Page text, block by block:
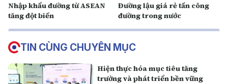
Nhập khẩu đường từ ASEAN
tăng đột biến
Đường lậu giá rẻ tấn công
đường trong nước
TIN CÙNG CHUYÊN MỤC
Hiện thực hóa mục tiêu tăng
trưởng và phát triển bền vững